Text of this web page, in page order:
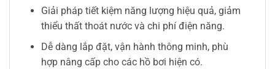
Giải pháp tiết kiệm năng lượng hiệu quả, giảm
thiểu thất thoát nước và chi phí điện năng.
Dễ dàng lắp đặt, vận hành thông minh, phù
hợp nâng cấp cho các hồ bơi hiện có.